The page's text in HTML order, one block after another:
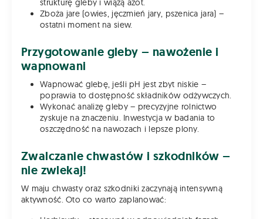
strukturę gleby i wiążą azot.
Zboża jare (owies, jęczmień jary, pszenica jara) –
ostatni moment na siew.
Przygotowanie gleby – nawożenie i
wapnowani
Wapnować glebę, jeśli pH jest zbyt niskie –
poprawia to dostępność składników odżywczych.
Wykonać analizę gleby – precyzyjne rolnictwo
zyskuje na znaczeniu. Inwestycja w badania to
oszczędność na nawozach i lepsze plony.
Zwalczanie chwastów i szkodników –
nie zwlekaj!
W maju chwasty oraz szkodniki zaczynają intensywną
aktywność. Oto co warto zaplanować: